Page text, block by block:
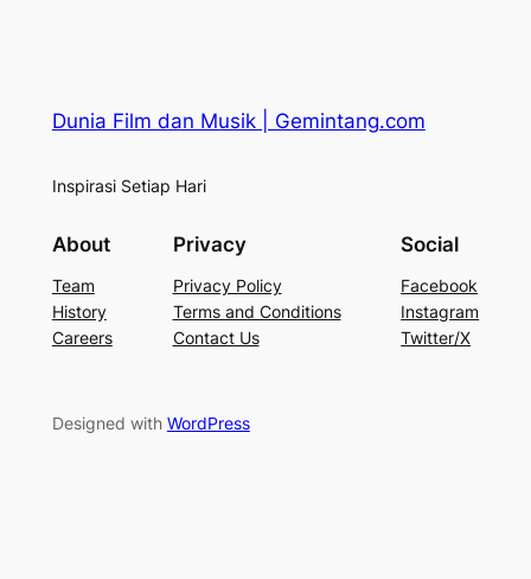
Dunia Film dan Musik | Gemintang.com
Inspirasi Setiap Hari
About
Team
History
Careers
Privacy
Privacy Policy
Terms and Conditions
Contact Us
Social
Facebook
Instagram
Twitter/X
Designed with WordPress